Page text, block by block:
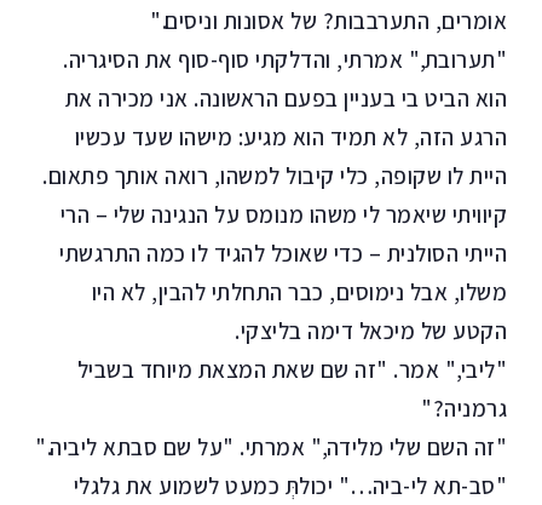
אומרים, התערבבות? של אסונות וניסים."
"תערובת," אמרתי, והדלקתי סוף-סוף את הסיגריה.
הוא הביט בי בעניין בפעם הראשונה. אני מכירה את
הרגע הזה, לא תמיד הוא מגיע: מישהו שעד עכשיו
היית לו שקופה, כלי קיבול למשהו, רואה אותך פתאום.
קיוויתי שיאמר לי משהו מנומס על הנגינה שלי – הרי
הייתי הסולנית – כדי שאוכל להגיד לו כמה התרגשתי
משלו, אבל נימוסים, כבר התחלתי להבין, לא היו
הקטע של מיכאל דימה בליצקי.
"ליבי," אמר. "זה שם שאת המצאת מיוחד בשביל
גרמניה?"
"זה השם שלי מלידה," אמרתי. "על שם סבתא ליביה."
"סב-תא לי-ביה…" יכולתְּ כמעט לשמוע את גלגלי